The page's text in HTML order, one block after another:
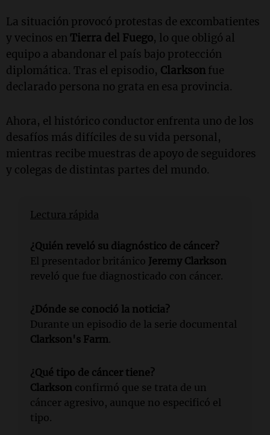
La situación provocó protestas de excombatientes
y vecinos en Tierra del Fuego, lo que obligó al
equipo a abandonar el país bajo protección
diplomática. Tras el episodio, Clarkson fue
declarado persona no grata en esa provincia.
Ahora, el histórico conductor enfrenta uno de los
desafíos más difíciles de su vida personal,
mientras recibe muestras de apoyo de seguidores
y colegas de distintas partes del mundo.
Lectura rápida
¿Quién reveló su diagnóstico de cáncer?
El presentador británico Jeremy Clarkson
reveló que fue diagnosticado con cáncer.
¿Dónde se conoció la noticia?
Durante un episodio de la serie documental
Clarkson's Farm.
¿Qué tipo de cáncer tiene?
Clarkson confirmó que se trata de un
cáncer agresivo, aunque no especificó el
tipo.